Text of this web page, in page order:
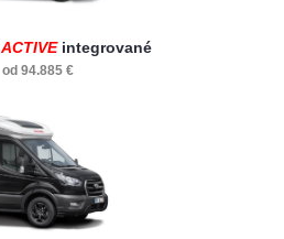
ACTIVEintegrované
od 94.885 €